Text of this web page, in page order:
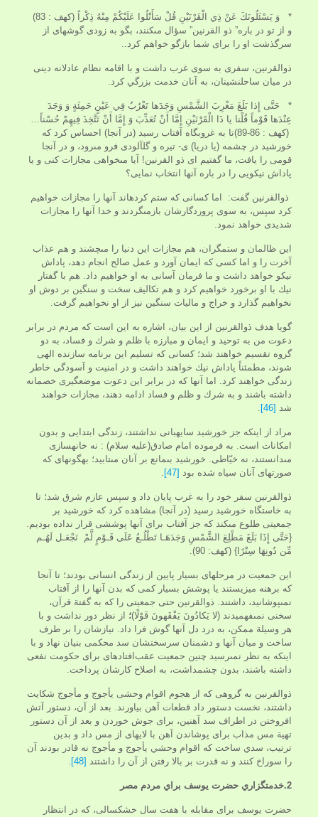
* وَ يَسْئَلُونَكَ عَنْ ذِي الْقَرْنَيْنِ قُلْ سَأَتْلُوا عَلَيْكُمْ مِنْهُ ذِكْراً (كهف : 83)
و از تو در باره” ذو القرنين” سؤال مى‏كنند، بگو به زودى گوشه‏اى از
سرگذشت او را براى شما بازگو خواهم كرد..
ذوالقرنين، سفرى به سوى غرب داشت و با اقامه نظام عادلانه دينى
در ميان ساحل‏نشينان، به آنان خدمت بزرگي كرد.
* حَتَّى إِذا بَلَغَ مَغْرِبَ الشَّمْسِ وَجَدَها تَغْرُبُ فِي عَيْنٍ حَمِئَةٍ وَ وَجَدَ
عِنْدَها قَوْماً قُلْنا يا ذَا الْقَرْنَيْنِ إِمَّا أَنْ تُعَذِّبَ وَ إِمَّا أَنْ تَتَّخِذَ فِيهِمْ حُسْناً…
(كهف : 86-89)تا به غروبگاه آفتاب رسيد (در آنجا) احساس كرد كه
خورشيد در چشمه (يا دريا) ى- تيره و گل‏آلودى فرو مى‏رود، و در آنجا
قومى را يافت، ما گفتيم اى ذو القرنين! آيا مى‏خواهى مجازات كنى و يا
پاداش نيكويى را در باره آنها انتخاب نمايى؟
ذوالقرنين گفت: اما كسانى كه ستم كرده‏اند آنها را مجازات خواهيم
كرد سپس، به سوى پروردگارشان بازمى‏گردند و خدا آنها را مجازات
شديدى خواهد نمود.
اين ظالمان و ستمگران، هم مجازات اين دنيا را مى‏چشند و هم عذاب
آخرت را و اما كسى كه ايمان آورد و عمل صالح انجام دهد، پاداش
نيكو خواهد داشت و ما فرمان آسانى به او خواهيم داد. هم با گفتار
نيك با او برخورد خواهيم كرد و هم تكاليف سخت و سنگين بر دوش او
نخواهيم گذارد و خراج و ماليات سنگين نيز از او نخواهيم گرفت.
گويا هدف ذوالقرنين از اين بيان، اشاره به اين است كه مردم در برابر
دعوت من به توحيد و ايمان و مبارزه با ظلم و شرك و فساد، به دو
گروه تقسيم خواهند شد؛ كسانى كه تسليم اين برنامه سازنده الهى
شوند، مطمئناً پاداش نيك خواهند داشت و در امنيت و آسودگى خاطر
زندگى خواهند كرد. اما آنها كه در برابر اين دعوت موضع‏گيرى خصمانه
داشته باشند و به شرك و ظلم و فساد ادامه دهند، مجازات خواهند
شد [46]
.
مراد از اينكه جز خورشيد سايه‏بانى نداشتند، زندگى ابتدايى و بدون
امكانات است. به‏ فرموده امام صادق(علیه سلام) : نه خانه‏سازى
مى‏دانستند، نه خيّاطى. خورشيد بى‏مانع بر آنان مى‏تابيد؛ به­گونه‏اى كه
صورت‏هاى آنان سياه شده بود [47]
.
ذوالقرنين سفر خود را به غرب پايان داد و سپس عازم شرق شد؛ تا
به خاستگاه خورشيد رسيد (در آنجا) مشاهده كرد كه خورشيد بر
جمعيتى طلوع مى‏كند كه جز آفتاب براى آنها پوششى قرار نداده بوديم.
{حَتَّى إِذَا بَلَغَ مَطْلِعَ الشَّمْسِ وَجَدَهَـا تَطْلُـعُ عَلَى قَـوْمٍ لَّمْ نَجْعَـل لَهُـم
مِّن دُونِهَا سِتْرًا} (كهف: 90).
اين جمعيت در مرحله‏اى بسيار پایين از زندگى انسانى بودند؛ تا آنجا
كه برهنه می­زیستند يا پوشش بسيار كمى كه بدن آنها را از آفتاب
نمى‏پوشانيد، داشتند. ذوالقرنين حتى جمعيتى را كه به گفتة قرآن،
سخنى نمى‏فهميدند (لا يَكادُونَ يَفْقَهونَ قَوْلًا)؛ از نظر دور نداشت و با
هر وسيلة ممكن، به درد دل آنها گوش فرا داد. نيازشان را بر طرف
ساخت و ميان آنها و دشمنان سرسختشان سد محكمى بنيان نهاد و با
اينكه به نظر نمى‏رسيد چنين جمعيت عقب‌افتاده‏اى‏ براى حكومت نفعى
داشته باشند، بدون چشمداشت، به اصلاح كارشان پرداخت.
ذوالقرنين به گروهى كه از هجوم اقوام وحشى يأجوج و مأجوج شكايت
داشتند، نخست دستور داد قطعات آهن بياورند. بعد از آن، دستور آتش
افروختن در اطراف سد آهنين، براى جوش خوردن و بعد از آن دستور
تهية مس مذاب براى پوشاندن آهن با لايه‏اى از مس داد و بدين
ترتيب، سدي ساخت كه اقوام وحشي يأجوج و مأجوج نه قادر بودند آن
را سوراخ كنند و نه قدرت بر بالا رفتن از آن را داشتند [48]
.
2.خدمتگزاري حضرت يوسف براي مردم مصر
حضرت يوسف براى مقابله با هفت سال خشكسالى، كه در انتظار